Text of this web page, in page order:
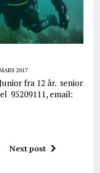
2017
fra 12 år. senior
95209111, email:
Next post